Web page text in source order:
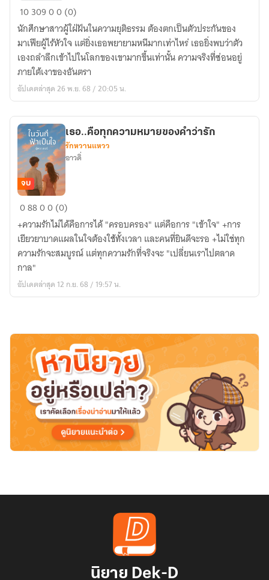
ใต้
เงา
มาเฟีย!
1030900 (0)
นักศึกษาสาวผู้ใฝ่ฝันในความยุติธรรม ต้องตกเป็นตัวประกันของ
มาเฟียผู้ไร้หัวใจ แต่ยิ่งเธอพยายามหนีมากเท่าไหร่ เธอยิ่งพบว่าตัว
เองถลำลึกเข้าไปในโลกของเขามากขึ้นเท่านั้น ความจริงที่ซ่อนอยู่
ภายใต้เงาของอันตรา
อัปเดตล่าสุด 26 พ.ย. 68 / 20:05 น.
เธอ..คือ
ความ
หมาย
ของ
คำ
ว่า
จบ
เธอ..คือทุกความหมายของคำว่ารัก
รักหวานแหวว
อาวดิ่
08800 (0)
+ความรักไม่ได้คือการได้ "ครอบครอง" แต่คือการ "เข้าใจ" +การ
เยียวยาบาดแผลในใจต้องใช้ทั้งเวลา และคนที่ยินดีจะรอ +ไม่ใช่ทุก
ความรักจะสมบูรณ์ แต่ทุกความรักที่จริงจะ "เปลี่ยนเราไปตลาด
กาล"
อัปเดตล่าสุด 12 ก.ย. 68 / 19:57 น.
นิยาย Dek-D